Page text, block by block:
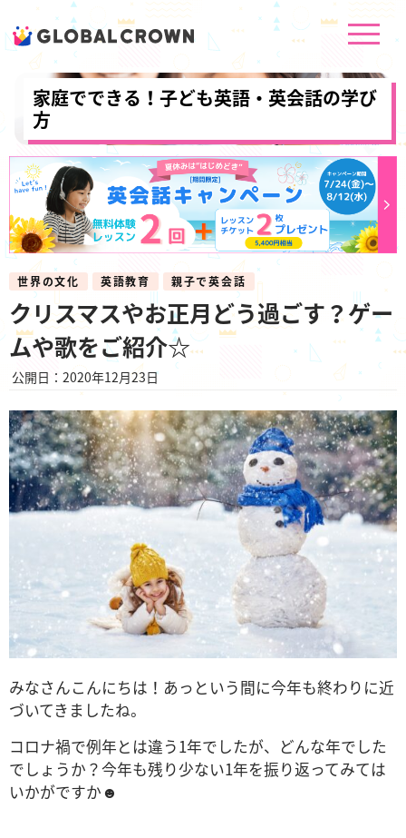
家庭でできる！子ども英語・英会話の学び
方
世界の文化 英語教育 親子で英会話
クリスマスやお正月どう過ごす？ゲー
ムや歌をご紹介☆
公開日：2020年12月23日
みなさんこんにちは！ あっという間に今年も終わりに近
づいてきましたね。
コロナ禍で例年とは違う1年でしたが、どんな年でした
でしょうか？今年も残り少ない1年を振り返ってみては
いかがですか☻